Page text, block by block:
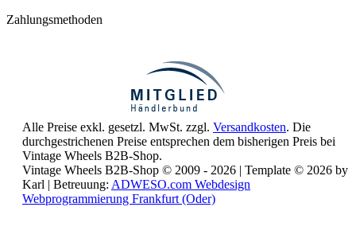
Zahlungsmethoden
Alle Preise exkl. gesetzl. MwSt. zzgl. Versandkosten. Die
durchgestrichenen Preise entsprechen dem bisherigen Preis bei
Vintage Wheels B2B-Shop.
Vintage Wheels B2B-Shop © 2009 - 2026 | Template © 2026 by
Karl | Betreuung: ADWESO.com Webdesign
Webprogrammierung Frankfurt (Oder)